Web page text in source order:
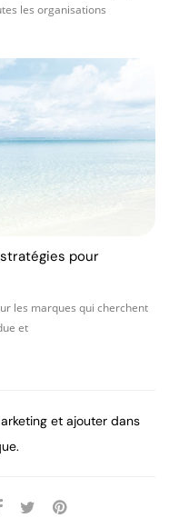
les organisations
pour
les marques qui cherchent
et
et ajouter dans
.